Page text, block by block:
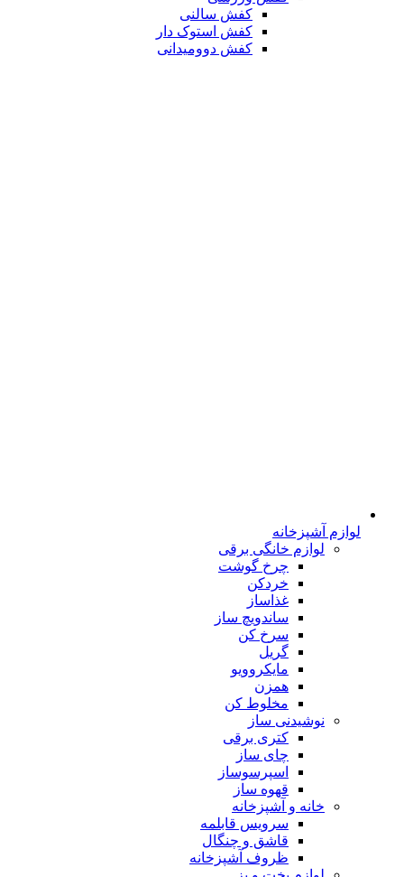
کفش سالنی
کفش استوک دار
کفش دوومیدانی
لوازم آشپزخانه
لوازم خانگی برقی
چرخ گوشت
خردکن
غذاساز
ساندویچ ساز
سرخ کن
گریل
مایکروویو
همزن
مخلوط کن
نوشیدنی ساز
کتری برقی
چای ساز
اسپرسوساز
قهوه ساز
خانه و آشپزخانه
سرویس قابلمه
قاشق و چنگال
ظروف آشپزخانه